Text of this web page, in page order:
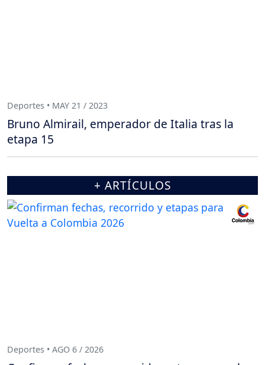
Deportes • MAY 21 / 2023
Bruno Almirail, emperador de Italia tras la
etapa 15
+ ARTÍCULOS
Deportes • AGO 6 / 2026